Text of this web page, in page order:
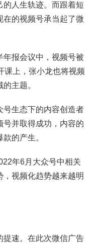
的人生轨迹。而跟着短
在的视频号承当起了微
年报会议中，视频号被
课上，张小龙也将视频
主题。
号生态下的内容创造者
号并取得成功，内容的
的产生。
年6月大众号中相关
视频化趋势越来越明
提速。在此次微信广告